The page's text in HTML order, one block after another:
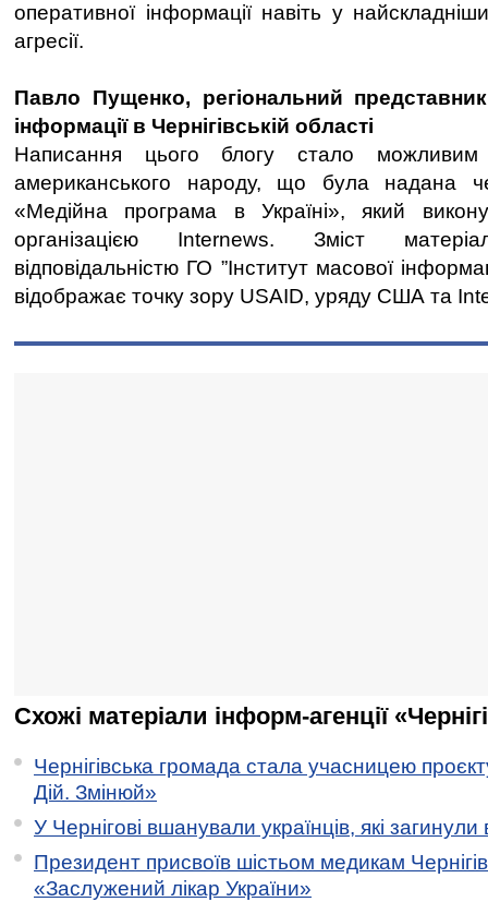
оперативної інформації навіть у
агресії.
Павло Пущенко, регіональний представник
інформації в Чернігівській області
Написання цього блогу стало можливим
американського народу, що була надана
«Медійна програма в Україні», який
організацією Internews. Зміст
відповідальністю ГО ”Інститут масової
відображає точку зору USAID, уряду США та
Схожі матеріали інформ-агенції
Чернігівська громада стала учасницею
Дій. Змінюй»
У Чернігові вшанували українців, які загинули
Президент присвоїв шістьом медикам
«Заслужений лікар України»